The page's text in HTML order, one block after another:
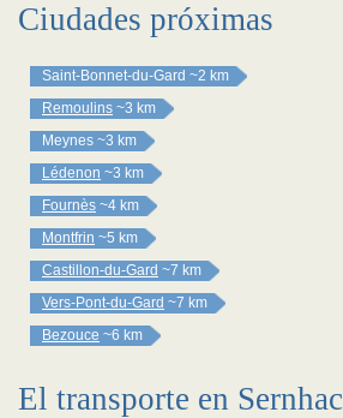
Ciudades próximas
Saint-Bonnet-du-Gard ~2 km
Remoulins ~3 km
Meynes ~3 km
Lédenon ~3 km
Fournès ~4 km
Montfrin ~5 km
Castillon-du-Gard ~7 km
Vers-Pont-du-Gard ~7 km
Bezouce ~6 km
El transporte en Sernhac